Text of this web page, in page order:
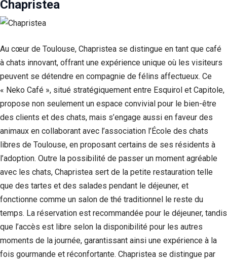
Chapristea
Au cœur de Toulouse, Chapristea se distingue en tant que café
à chats innovant, offrant une expérience unique où les visiteurs
peuvent se détendre en compagnie de félins affectueux. Ce
« Neko Café », situé stratégiquement entre Esquirol et Capitole,
propose non seulement un espace convivial pour le bien-être
des clients et des chats, mais s’engage aussi en faveur des
animaux en collaborant avec l’association l’École des chats
libres de Toulouse, en proposant certains de ses résidents à
l’adoption. Outre la possibilité de passer un moment agréable
avec les chats, Chapristea sert de la petite restauration telle
que des tartes et des salades pendant le déjeuner, et
fonctionne comme un salon de thé traditionnel le reste du
temps. La réservation est recommandée pour le déjeuner, tandis
que l’accès est libre selon la disponibilité pour les autres
moments de la journée, garantissant ainsi une expérience à la
fois gourmande et réconfortante. Chapristea se distingue par
Nécessaire
Ces cookies ne
facultatifs. Ils
nécessaires au
fonctionnement
du site Web.
Statistiques
Afin que
puissions
améliorer la
fonctionnalité
et la structure
du site Web,
en fonction
dont le site
Web est